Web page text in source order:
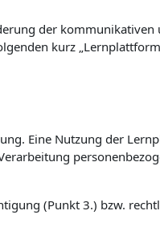
der
kurz
Eine Nutzung der
(Punkt 3.) bzw.